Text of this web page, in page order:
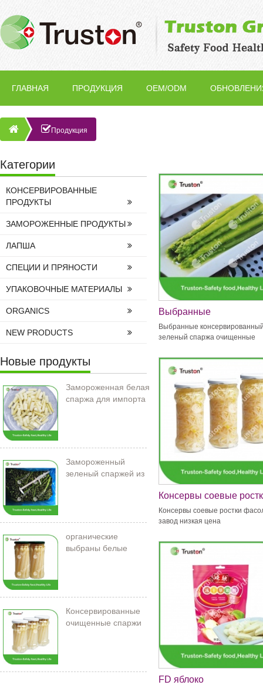
ГЛАВНАЯ ПРОДУКЦИЯ OEM/ODM
Продукция
Категории
КОНСЕРВИРОВАННЫЕ
ПРОДУКТЫ
ЗАМОРОЖЕННЫЕ ПРОДУКТЫ
ЛАПША
СПЕЦИИ И ПРЯНОСТИ
УПАКОВОЧНЫЕ МАТЕРИАЛЫ
ORGANICS
NEW PRODUCTS
Новые продукты
Замороженная белая
спаржа для импорта
Замороженный
зеленый спаржей из
органические
выбраны белые
Консервированные
очищенные спаржи
Выбранные
консервированный
спаржа очищенные
Выбранные
зеленый спаржа очищенные
Консервы соевые
фасоли завод низкая
Консервы соевые ростки
завод низкая цена
FD яблоко